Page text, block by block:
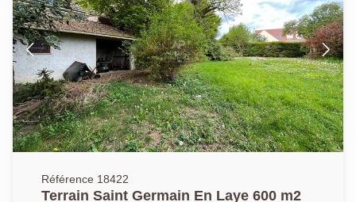
Référence 18422
Terrain Saint Germain En Laye 600 m2